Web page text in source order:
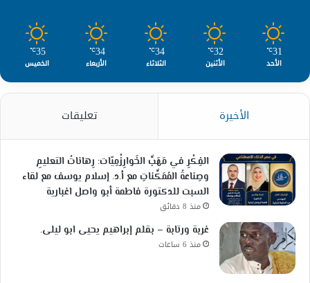
31
℃
الأحد
32
℃
الأثنين
34
℃
الثلاثاء
34
℃
الأربعاء
35
℃
الخميس
الأخيرة تعليقات
الفِكْرِ في مَهَبِّ الخَوارِزْمِيّات: رِهاناتُ التعليمِ
وصِناعةُ المُمَكِّناتِ مع أ.د. إسلام يوسف مع لقاء
السبت للدكتورة فاطمة أبو واصل اغبارية
منذ 8 دقائق
غربة ورتابة – بقلم إبراهيم يحيى ابو ليلى.
منذ 6 ساعات